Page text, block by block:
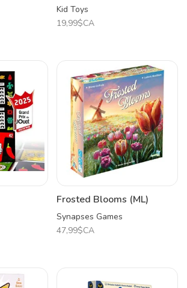
Kid Toys
19,99$CA
Frosted Blooms (ML)
Synapses Games
47,99$CA